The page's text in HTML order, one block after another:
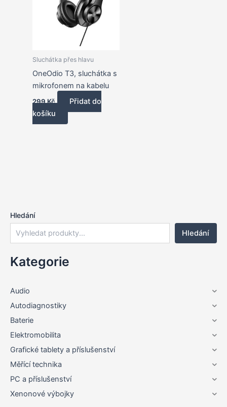
Hledání
Hledání
Kategorie
Audio
Autodiagnostiky
Baterie
Elektromobilita
Grafické tablety a příslušenství
Měřící technika
PC a příslušenství
Xenonové výbojky
Sluchátka přes hlavu
OneOdio T3, sluchátka s
mikrofonem na kabelu
299Kč
Přidat do
košíku